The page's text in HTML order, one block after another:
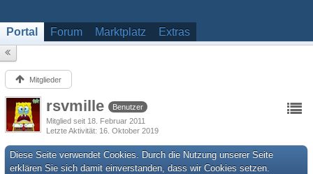
Portal Forum Marktplatz Extras
Mitglieder
rsvmille
Benutzer
Mitglied seit 18. Februar 2011
Letzte Aktivität 16. Oktober 2019
Diese Seite verwendet Cookies. Durch die Nutzung unserer Seite
erklären Sie sich damit einverstanden, dass wir Cookies setzen.